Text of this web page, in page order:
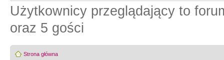
Użytkownicy przeglądający to
oraz 5 gości
Strona główna